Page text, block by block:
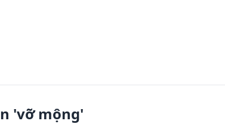
'vỡ mộng'